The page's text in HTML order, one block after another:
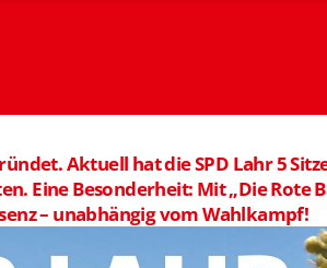
Aktuell hat die SPD Lahr 5
Eine Besonderheit: Mit „Die Rote
– unabhängig vom Wahlkampf!